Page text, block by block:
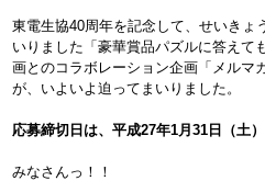
東電生協40周年を記念して、せいきょ
いりました「豪華賞品パズルに答えて
画とのコラボレーション企画「メルマ
が、いよいよ迫ってまいりました。
応募締切日は、平成27年1月31日（土
みなさんっ！！